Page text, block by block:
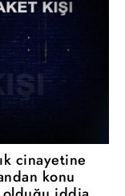
cinayetine
konu